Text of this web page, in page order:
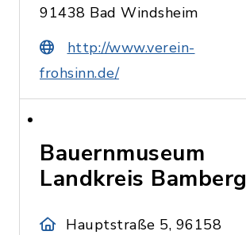
91438 Bad Windsheim
http://www.verein-
frohsinn.de/
Bauernmuseum
Landkreis Bamberg
Hauptstraße 5, 96158